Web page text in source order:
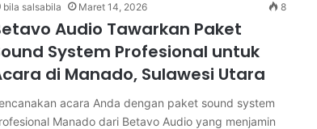
bila salsabila Maret 14, 2026 8
Audio Tawarkan Paket
System Profesional untuk
di Manado, Sulawesi Utara
acara Anda dengan paket sound system
Manado dari Betavo Audio yang menjamin